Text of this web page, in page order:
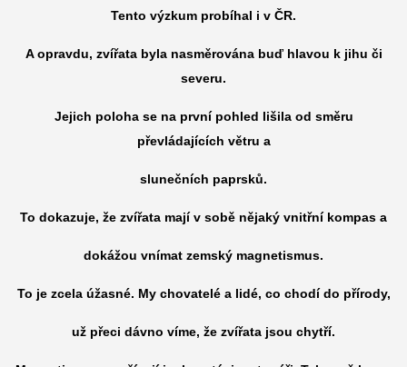
Tento výzkum probíhal i v ČR.
A opravdu, zvířata byla nasměrována buď hlavou k jihu či
severu.
Jejich poloha se na první pohled lišila od směru
převládajících větru a
slunečních paprsků.
To dokazuje, že zvířata mají v sobě nějaký vnitřní kompas a
dokážou vnímat zemský magnetismus.
To je zcela úžasné. My chovatelé a lidé, co chodí do přírody,
už přeci dávno víme, že zvířata jsou chytří.